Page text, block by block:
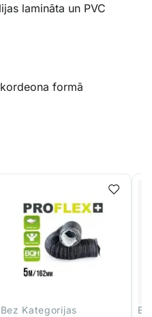
lamināta un PVC
formā
Bez Kategorijas